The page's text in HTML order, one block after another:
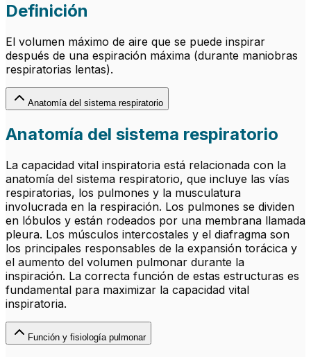
Definición
El volumen máximo de aire que se puede inspirar
después de una espiración máxima (durante maniobras
respiratorias lentas).
Anatomía del sistema respiratorio
Anatomía del sistema respiratorio
La capacidad vital inspiratoria está relacionada con la
anatomía del sistema respiratorio, que incluye las vías
respiratorias, los pulmones y la musculatura
involucrada en la respiración. Los pulmones se dividen
en lóbulos y están rodeados por una membrana llamada
pleura. Los músculos intercostales y el diafragma son
los principales responsables de la expansión torácica y
el aumento del volumen pulmonar durante la
inspiración. La correcta función de estas estructuras es
fundamental para maximizar la capacidad vital
inspiratoria.
Función y fisiología pulmonar